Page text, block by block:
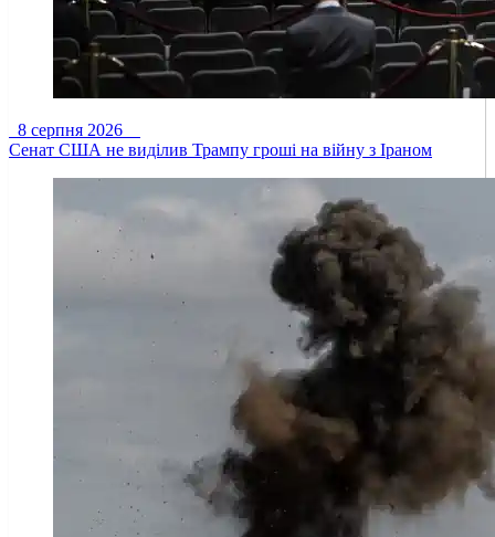
8 серпня 2026
Сенат США не виділив Трампу гроші на війну з Іраном